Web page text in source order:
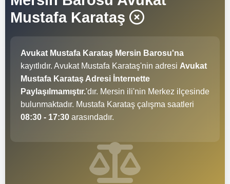
Mustafa Karataş
Avukat Mustafa Karataş Mersin Barosu'na
kayıtlıdır. Avukat Mustafa Karataş'nin adresi Avukat
Mustafa Karataş Adresi İnternette
Paylaşılmamıştır.'dır. Mersin ili'nin Merkez ilçesinde
bulunmaktadır. Mustafa Karataş çalışma saatleri
08:30 - 17:30 arasındadır.